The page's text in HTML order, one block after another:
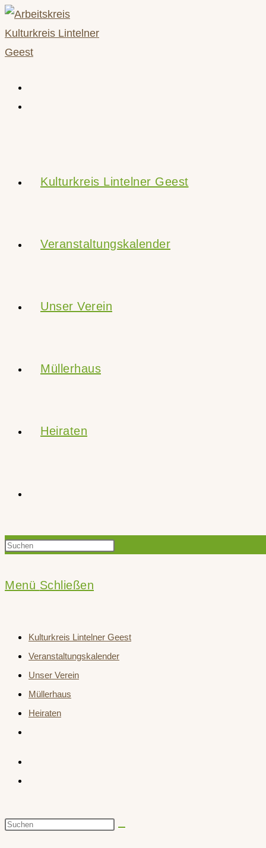
Zum
Inhalt
springen
Kulturkreis Lintelner Geest
Veranstaltungskalender
Unser Verein
Müllerhaus
Heiraten
Suche
Press
search
panel.
Menü Schließen
Kulturkreis Lintelner Geest
Veranstaltungskalender
Unser Verein
Müllerhaus
Heiraten
Diese